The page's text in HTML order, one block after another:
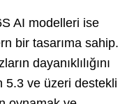
AI modelleri ise
bir tasarıma sahip.
dayanıklılığını
5.3 ve üzeri destekli